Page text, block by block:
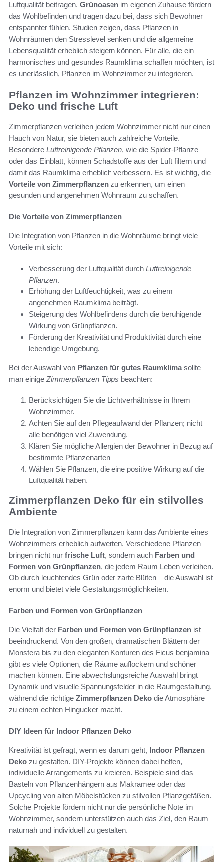
Luftqualität beitragen. Grünoasen im eigenen Zuhause fördern
das Wohlbefinden und tragen dazu bei, dass sich Bewohner
entspannter fühlen. Studien zeigen, dass Pflanzen in
Wohnräumen den Stresslevel senken und die allgemeine
Lebensqualität erheblich steigern können. Für alle, die ein
harmonisches und gesundes Raumklima schaffen möchten, ist
es unerlässlich, Pflanzen im Wohnzimmer zu integrieren.
Pflanzen im Wohnzimmer integrieren:
Deko und frische Luft
Zimmerpflanzen verleihen jedem Wohnzimmer nicht nur einen
Hauch von Natur, sie bieten auch zahlreiche Vorteile.
Besondere Luftreinigende Pflanzen, wie die Spider-Pflanze
oder das Einblatt, können Schadstoffe aus der Luft filtern und
damit das Raumklima erheblich verbessern. Es ist wichtig, die
Vorteile von Zimmerpflanzen zu erkennen, um einen
gesunden und angenehmen Wohnraum zu schaffen.
Die Vorteile von Zimmerpflanzen
Die Integration von Pflanzen in die Wohnräume bringt viele
Vorteile mit sich:
Verbesserung der Luftqualität durch Luftreinigende
Pflanzen.
Erhöhung der Luftfeuchtigkeit, was zu einem
angenehmen Raumklima beiträgt.
Steigerung des Wohlbefindens durch die beruhigende
Wirkung von Grünpflanzen.
Förderung der Kreativität und Produktivität durch eine
lebendige Umgebung.
Bei der Auswahl von Pflanzen für gutes Raumklimasollte
man einige Zimmerpflanzen Tipps beachten:
Berücksichtigen Sie die Lichtverhältnisse in Ihrem
Wohnzimmer.
Achten Sie auf den Pflegeaufwand der Pflanzen; nicht
alle benötigen viel Zuwendung.
Klären Sie mögliche Allergien der Bewohner in Bezug auf
bestimmte Pflanzenarten.
Wählen Sie Pflanzen, die eine positive Wirkung auf die
Luftqualität haben.
Zimmerpflanzen Deko für ein stilvolles
Ambiente
Die Integration von Zimmerpflanzen kann das Ambiente eines
Wohnzimmers erheblich aufwerten. Verschiedene Pflanzen
bringen nicht nur frische Luft, sondern auch Farben und
Formen von Grünpflanzen, die jedem Raum Leben verleihen.
Ob durch leuchtendes Grün oder zarte Blüten – die Auswahl ist
enorm und bietet viele Gestaltungsmöglichkeiten.
Farben und Formen von Grünpflanzen
Die Vielfalt der Farben und Formen von Grünpflanzen ist
beeindruckend. Von den großen, dramatischen Blättern der
Monstera bis zu den eleganten Konturen des Ficus benjamina
gibt es viele Optionen, die Räume auflockern und schöner
machen können. Eine abwechslungsreiche Auswahl bringt
Dynamik und visuelle Spannungsfelder in die Raumgestaltung,
während die richtige Zimmerpflanzen Deko die Atmosphäre
zu einem echten Hingucker macht.
DIY Ideen für Indoor Pflanzen Deko
Kreativität ist gefragt, wenn es darum geht, Indoor Pflanzen
Deko zu gestalten. DIY-Projekte können dabei helfen,
individuelle Arrangements zu kreieren. Beispiele sind das
Basteln von Pflanzenhängern aus Makramee oder das
Upcycling von alten Möbelstücken zu stilvollen Pflanzgefäßen.
Solche Projekte fördern nicht nur die persönliche Note im
Wohnzimmer, sondern unterstützen auch das Ziel, den Raum
naturnah und individuell zu gestalten.